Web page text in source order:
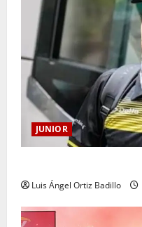
JUNIOR
Luis Ángel Ortiz Badillo